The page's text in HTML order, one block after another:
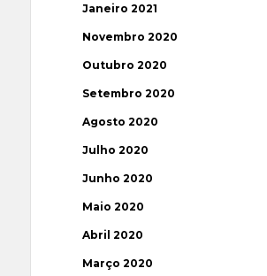
Janeiro 2021
Novembro 2020
Outubro 2020
Setembro 2020
Agosto 2020
Julho 2020
Junho 2020
Maio 2020
Abril 2020
Março 2020